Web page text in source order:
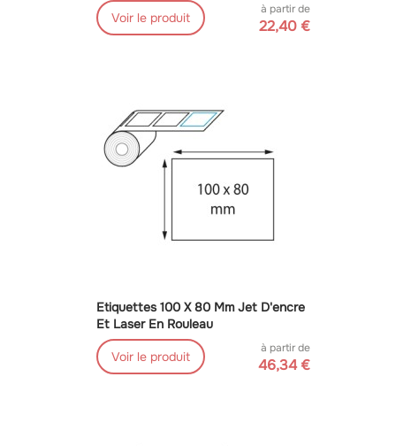
Voir le produit
à partir de
22,40 €
Etiquettes 100 X 80 Mm Jet D'encre
Et Laser En Rouleau
Voir le produit
à partir de
46,34 €